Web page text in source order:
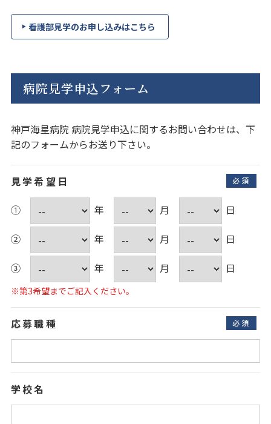
看護部見学のお申し込みはこちら
病院見学申込フォーム
神戸海星病院 病院見学申込に関するお問い合わせは、下
記のフォームからお送り下さい。
見学希望日 必須
①
②
③
※第3希望までご記入ください。
応募職種 必須
学校名